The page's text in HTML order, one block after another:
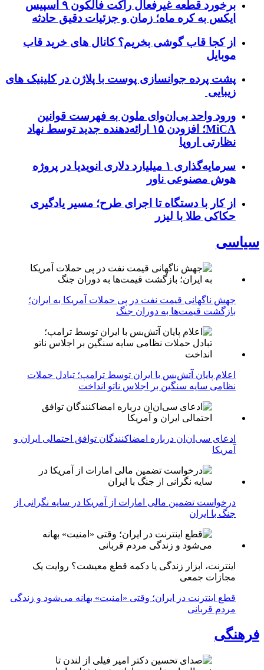
برخورد قطعه غیرفعال راکت فالکون ۹ اسپیس
ایکس به کره ماه؛ زمان و جزئیات دقیق حادثه
از کجا قاب گوشی بخریم؟ کانال های خرید قاب
موبایل
پشت پرده جوانسازی پوست با پلاژن در کلینیک های
زیبایی
ورود واحد بی‌ان‌وای ملون به فهرست قوانین
MiCA؛ افزودن ۱۵ ارائه‌دهنده جدید توسط نهاد
نظارتی اروپا
سرمایه‌گذاری ۱ میلیارد دلاری انویدیا در پروژه
هوش مصنوعی ناور
از کار با دستگاه تا اجرای طرح؛ مسیر یادگیری
حکاکی طلا با لیزر
سیاسی
جهش ناگهانی قیمت نفت در پی حملات آمریکا به ایران؛
بازگشت قیمت‌ها به دوران جنگ
اعلام پایان آتش‌بس با ایران توسط ترامپ؛ تبادل حملات
نظامی سایه سنگین بر اجلاس ناتو انداخت
ادعای سی‌ان‌ان درباره امضاکنندگان توافق احتمالی ایران و
آمریکا
درخواست تضمین مالی امارات از آمریکا در سایه نگرانی از
جنگ با ایران
اینترنت، ابزار زندگی یا دکمه قطع معیشت؟ روایت یک
مجازات جمعی
قطع اینترنت در ایران؛ وقتی «امنیت» بهانه می‌شود و زندگی
مردم قربانی
فرهنگی